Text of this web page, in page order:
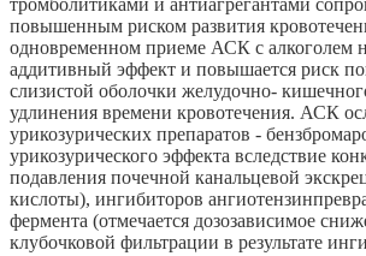
повышенным риском развития
одновременном приеме АСК с алкоголем
аддитивный эффект и повышается риск
слизистой оболочки желудочно-
удлинения времени кровотечения. АСК
урикозурических препаратов -
урикозурического эффекта вследствие
подавления почечной канальцевой
кислоты), ингибиторов
фермента (отмечается дозозависимое
клубочковой фильтрации в результате